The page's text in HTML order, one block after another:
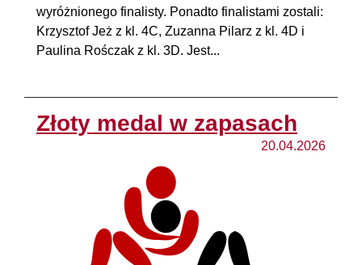
wyróżnionego finalisty. Ponadto finalistami zostali:
Krzysztof Jeż z kl. 4C, Zuzanna Pilarz z kl. 4D i
Paulina Rośczak z kl. 3D. Jest...
Złoty medal w zapasach
20.04.2026